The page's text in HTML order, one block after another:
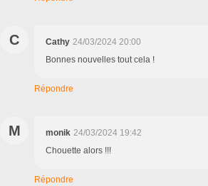
C Cathy 24/03/2024 20:00
Bonnes nouvelles tout cela !
Répondre
M monik 24/03/2024 19:42
Chouette alors !!!
Répondre